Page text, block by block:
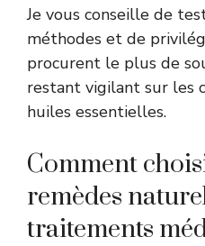
Je vous conseille de
méthodes et de
procurent le plus de
restant vigilant sur les
huiles essentielles.
Comment
remèdes
traitements